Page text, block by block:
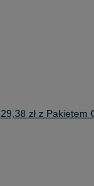
29,38 zł z Pakietem